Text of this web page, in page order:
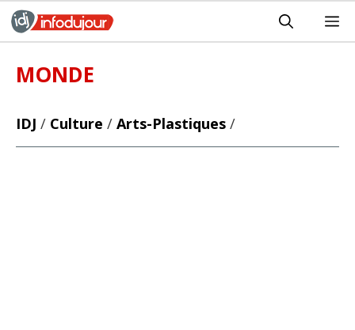
Aller
au
MONDE
IDJ / Culture / Arts-Plastiques /